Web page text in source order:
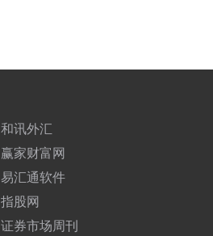
和讯外汇
赢家财富网
易汇通软件
指股网
证券市场周刊